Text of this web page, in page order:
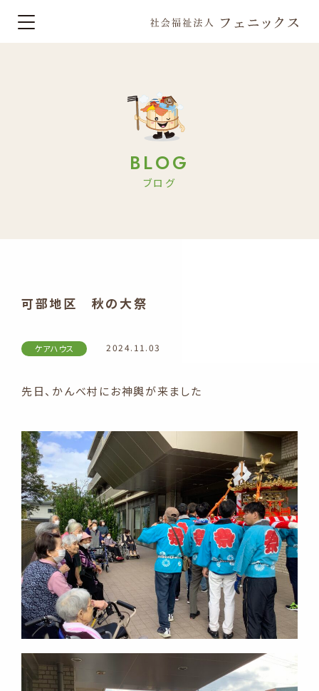
BLOG
ブログ
可部地区 秋の大祭
ケアハウス 2024.11.03
先日、かんべ村にお神輿が来ました